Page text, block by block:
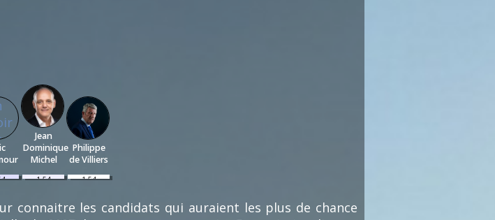
Jean
Dominique
Michel
1.54
Philippe
de Villiers
1.54
connaitre les candidats qui auraient les plus de chance